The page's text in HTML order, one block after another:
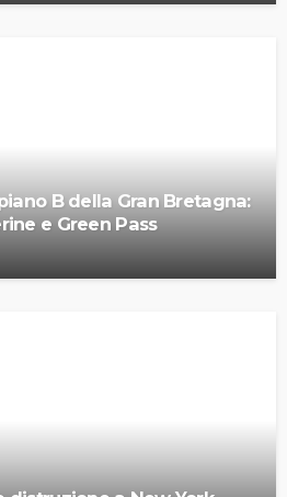
B della Gran Bretagna:
e Green Pass